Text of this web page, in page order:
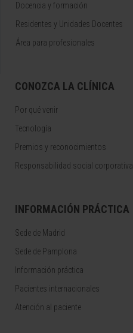
Docencia y formación
Residentes y Unidades Docentes
Área para profesionales
CONOZCA LA CLÍNICA
Por qué venir
Tecnología
Premios y reconocimientos
Responsabilidad social corporativa
INFORMACIÓN PRÁCTICA
Sede de Madrid
Sede de Pamplona
Información práctica
Pacientes internacionales
Atención al paciente